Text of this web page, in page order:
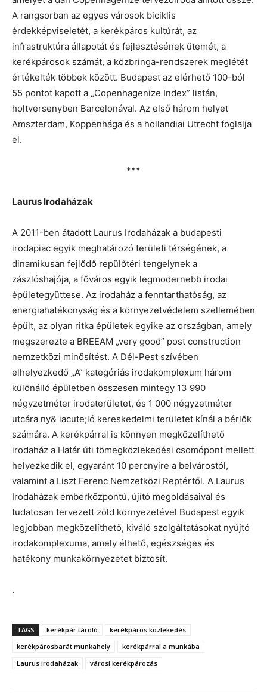
A rangsorban az egyes városok biciklis
érdekképviseletét, a kerékpáros kultúrát, az
infrastruktúra állapotát és fejlesztésének ütemét, a
kerékpárosok számát, a közbringa-rendszerek meglétét
értékelték többek között. Budapest az elérhető 100-ból
55 pontot kapott a „Copenhagenize Index” listán,
holtversenyben Barcelonával. Az első három helyet
Amszterdam, Koppenhága és a hollandiai Utrecht foglalja
el.
***
Laurus Irodaházak
A 2011-ben átadott Laurus Irodaházak a budapesti
irodapiac egyik meghatározó területi térségének, a
dinamikusan fejlődő repülőtéri tengelynek a
zászlóshajója, a főváros egyik legmodernebb irodai
épületegyüttese. Az irodaház a fenntarthatóság, az
energiahatékonyság és a környezetvédelem szellemében
épült, az olyan ritka épületek egyike az országban, amely
megszerezte a BREEAM „very good” post construction
nemzetközi minősítést. A Dél-Pest szívében
elhelyezkedő „A” kategóriás irodakomplexum három
különálló épületben összesen mintegy 13 990
négyzetméter irodaterületet, és 1 000 négyzetméter
utcára ny& iacute;ló kereskedelmi területet kínál a bérlők
számára. A kerékpárral is könnyen megközelíthető
irodaház a Határ úti tömegközlekedési csomópont mellett
helyezkedik el, egyaránt 10 percnyire a belvárostól,
valamint a Liszt Ferenc Nemzetközi Reptértől. A Laurus
Irodaházak emberközpontú, újító megoldásaival és
tudatosan tervezett zöld környezetével Budapest egyik
legjobban megközelíthető, kiváló szolgáltatásokat nyújtó
irodakomplexuma, amely élhető, egészséges és
hatékony munkakörnyezetet biztosít.
.
TAGS kerékpár tároló
kerékpáros közlekedés
kerékpárosbarát munkahely
kerékpárral a munkába
Laurus irodaházak
városi kerékpározás